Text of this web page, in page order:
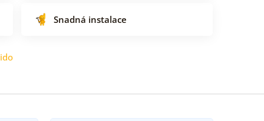
Snadná instalace